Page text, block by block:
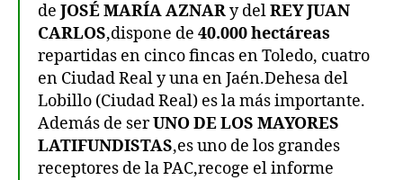
de JOSÉ MARÍA AZNARy delREY JUAN
CARLOS,dispone de 40.000 hectáreas
repartidas en cinco fincas en Toledo, cuatro
en Ciudad Real y una en Jaén.Dehesa del
Lobillo (Ciudad Real) es la más importante.
Además de serUNO DE LOS MAYORES
LATIFUNDISTAS,es uno de los grandes
receptores de la PAC,recoge el informe